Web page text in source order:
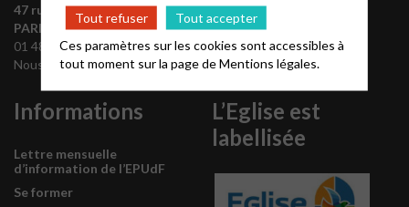
47 rue de Clichy 75009
PARIS
01 48 74 90 92
Nous contacter
Partenaires
Outils de communication
Tutoriels
Informations
Lettre mensuelle
d’information de l’EPUdF
Se former
L’Eglise est
labellisée
Tout refuser
Tout accepter
Ces paramètres sur les cookies sont accessibles à
tout moment sur la page deMentions légales.